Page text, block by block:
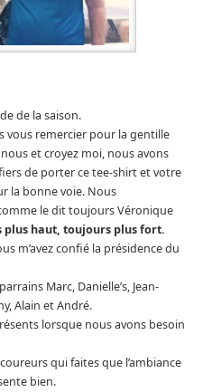
de la saison.
vous remercier pour la gentille
et croyez moi, nous avons
de porter ce tee-shirt et votre
la bonne voie. Nous
le dit toujours Véronique
haut, toujours plus fort.
m’avez confié la présidence du
Marc, Danielle’s, Jean-
Alain et André.
lorsque nous avons besoin
qui faites que l’ambiance
bien.